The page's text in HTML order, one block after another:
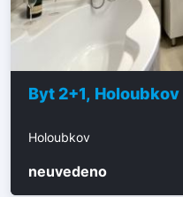
Byt 2+1, Holoubkov
Holoubkov
neuvedeno